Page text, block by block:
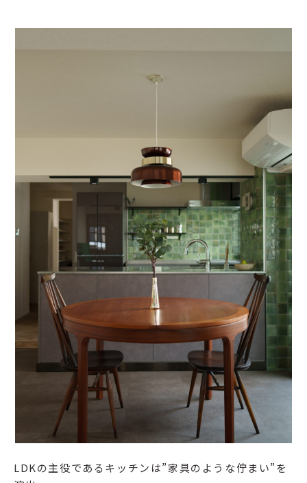
LDKの主役であるキッチンは”家具のような佇まい”を